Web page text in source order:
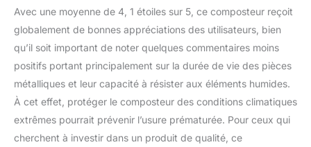
Avec une moyenne de 4, 1 étoiles sur 5, ce composteur reçoit
globalement de bonnes appréciations des utilisateurs, bien
qu’il soit important de noter quelques commentaires moins
positifs portant principalement sur la durée de vie des pièces
métalliques et leur capacité à résister aux éléments humides.
À cet effet, protéger le composteur des conditions climatiques
extrêmes pourrait prévenir l’usure prématurée. Pour ceux qui
cherchent à investir dans un produit de qualité, ce